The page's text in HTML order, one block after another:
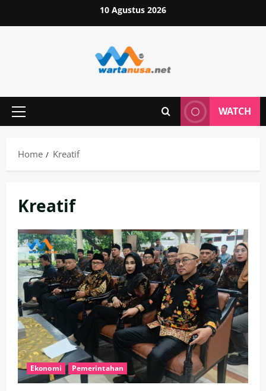
to
10 Agustus 2026
Primary
WATCH
Home Kreatif
Kreatif
Ekonomi Pemerintahan